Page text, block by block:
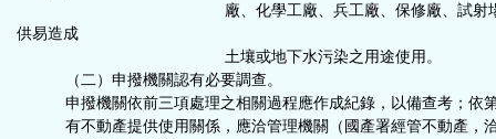
廠、化學工廠、兵工廠、保修廠、試射
供易造成
土壤或地下水污染之用途使用。
（二）申撥機關認有必要調查。
申撥機關依前三項處理之相關過程應作成紀錄，以備查考；依
有不動產提供使用關係，應洽管理機關（國產署經管不動產，